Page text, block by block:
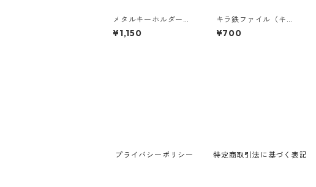
メタルキーホルダー
（営業開始55th記念）
¥1,150
キラ鉄ファイル（キハ
37＋キハ38）
¥700
プライバシーポリシー 特定商取引法に基づく表記